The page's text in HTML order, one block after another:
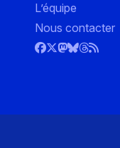
L’équipe
Nous contacter